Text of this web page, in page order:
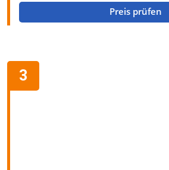
Preis prüfen